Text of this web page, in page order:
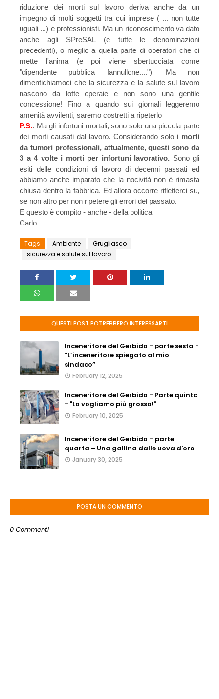
riduzione dei morti sul lavoro deriva anche da un
impegno di molti soggetti tra cui imprese ( ... non tutte
uguali ...) e professionisti. Ma un riconoscimento va dato
anche agli SPreSAL (e tutte le denominazioni
precedenti), o meglio a quella parte di operatori che ci
mette l'anima (e poi viene sbertucciata come
"dipendente pubblica fannullone...."). Ma non
dimentichiamoci che la sicurezza e la salute sul lavoro
nascono da lotte operaie e non sono una gentile
concessione! Fino a quando sui giornali leggeremo
amenità avvilenti, saremo costretti a ripeterlo
P.S.: Ma gli infortuni mortali, sono solo una piccola parte
dei morti causati dal lavoro. Considerando solo i morti
da tumori professionali, attualmente, questi sono da
3 a 4 volte i morti per infortuni lavorativo. Sono gli
esiti delle condizioni di lavoro di decenni passati ed
abbiamo anche imparato che la nocività non è rimasta
chiusa dentro la fabbrica. Ed allora occorre rifletterci su,
se non altro per non ripetere gli errori del passato.
E questo è compito - anche - della politica.
Carlo
Tags Ambiente
Grugliasco
sicurezza e salute sul lavoro
QUESTI POST POTREBBERO INTERESSARTI
Inceneritore del Gerbido - parte sesta -
“L’inceneritore spiegato al mio
sindaco”
February 12, 2025
Inceneritore del Gerbido - Parte quinta
- "Lo vogliamo più grosso!"
February 10, 2025
Inceneritore del Gerbido – parte
quarta – Una gallina dalle uova d'oro
January 30, 2025
POSTA UN COMMENTO
0 Commenti